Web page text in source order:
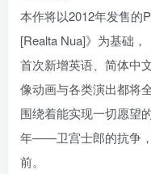
本作将以2012年发售的
[Realta Nua]》为基础，
首次新增英语、简体中
像动画与各类演出都将
围绕着能实现一切愿望
年——卫宫士郎的抗争
前。